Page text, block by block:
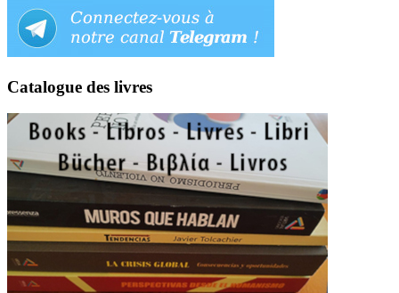
Catalogue des livres